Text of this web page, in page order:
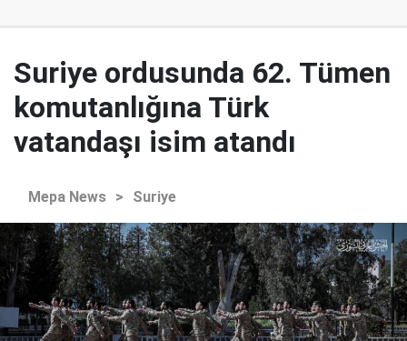
Suriye ordusunda 62. Tümen
komutanlığına Türk
vatandaşı isim atandı
Mepa News > Suriye